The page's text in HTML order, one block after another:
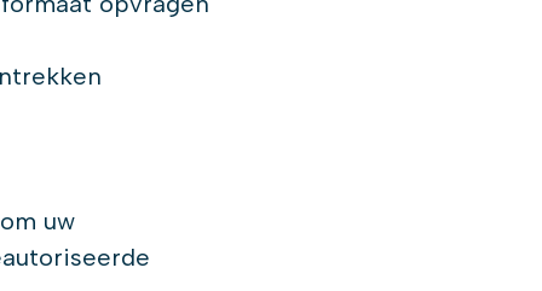
uw